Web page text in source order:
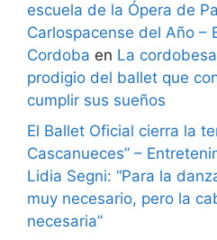
escuela de la Ópera de
Carlospacense del Año –
Cordoba en La
prodigio del ballet que
cumplir sus sueños
El Ballet Oficial cierra la
Cascanueces” –
Lidia Segni: “Para la
muy necesario, pero la
necesaria”